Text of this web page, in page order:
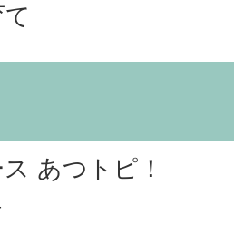
あつトピ！